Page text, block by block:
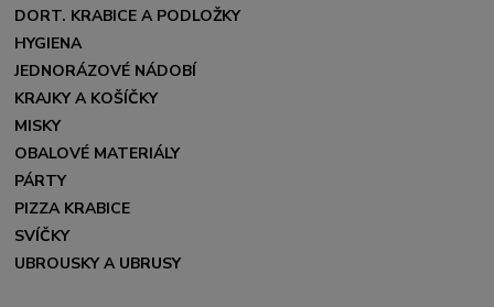
DORT. KRABICE A PODLOŽKY
HYGIENA
JEDNORÁZOVÉ NÁDOBÍ
KRAJKY A KOŠÍČKY
MISKY
OBALOVÉ MATERIÁLY
PÁRTY
PIZZA KRABICE
SVÍČKY
UBROUSKY A UBRUSY